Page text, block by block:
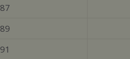
87
89
91